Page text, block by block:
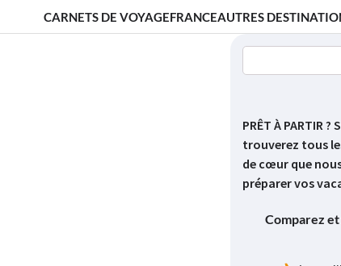
CARNETS DE VOYAGEFRANCEAUTRES
PRÊT À PARTIR
trouverez tous
de cœur que
préparer vos
Comparez